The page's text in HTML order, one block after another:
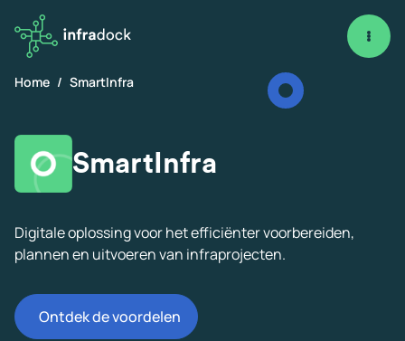
content
Home SmartInfra
SmartInfra
Digitale oplossing voor het efficiënter voorbereiden,
plannen en uitvoeren van infraprojecten.
Ontdek de voordelen